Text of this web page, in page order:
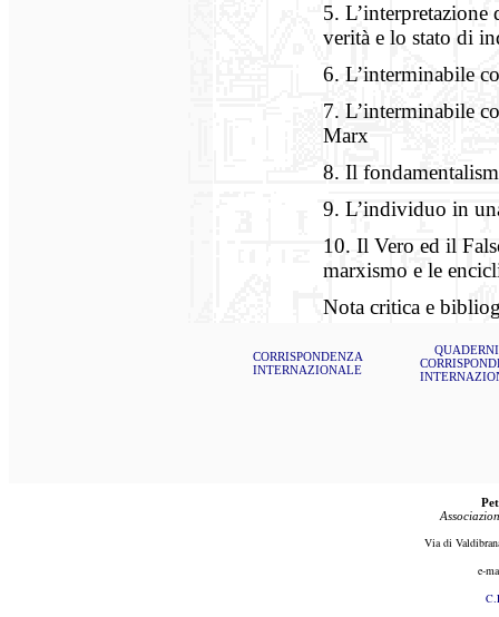
5. L’interpretazione
verità e lo stato di
6. L’interminabile
7. L’interminabile
Marx
8. Il
9. L’individuo in
10. Il Vero ed il
marxismo e le
Nota critica e
CORRISPONDENZA
INTERNAZIONALE
Via di
e-